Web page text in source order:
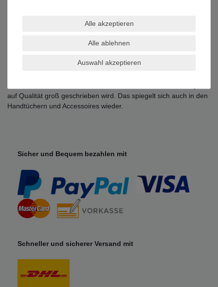
-Saunatuch / Strandtuch 80 x 200 cm
auf Qualität groß geschrieben wird. Das spiegelt sich auch in den
Handtüchern und Accessoires wieder.
Sicher und Bequem bezahlen mit
Schneller und sicherer Versand mit
Alle akzeptieren
Alle ablehnen
Auswahl akzeptieren